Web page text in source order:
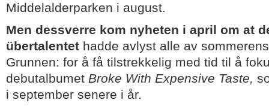
Middelalderparken i august.
Men dessverre kom nyheten i april om at
übertalentet hadde avlyst alle av
Grunnen: for å få tilstrekkelig med tid til å
debutalbumet Broke With Expensive Taste,
i september senere i år.